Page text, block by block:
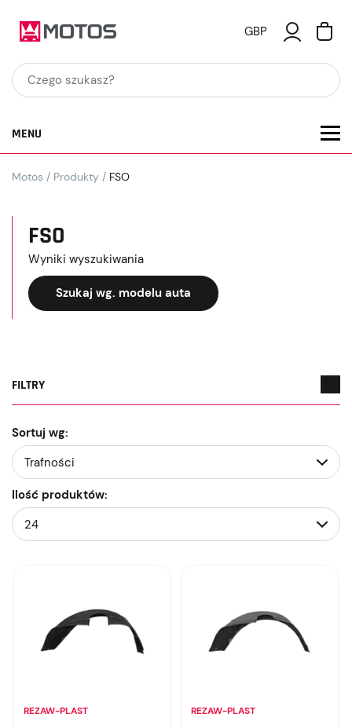
GBP
MENU
Motos / Produkty / FSO
FSO
Wyniki wyszukiwania
Szukaj wg. modelu auta
FILTRY
Ilość produktów:
Sortuj wg:
REZAW-PLAST REZAW-PLAST